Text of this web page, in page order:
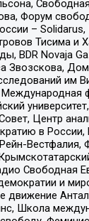
Форум
–
Тисима и
BDR Novaja
Звозскова,
им
Центр
в
Свободная
и
движение
Школа